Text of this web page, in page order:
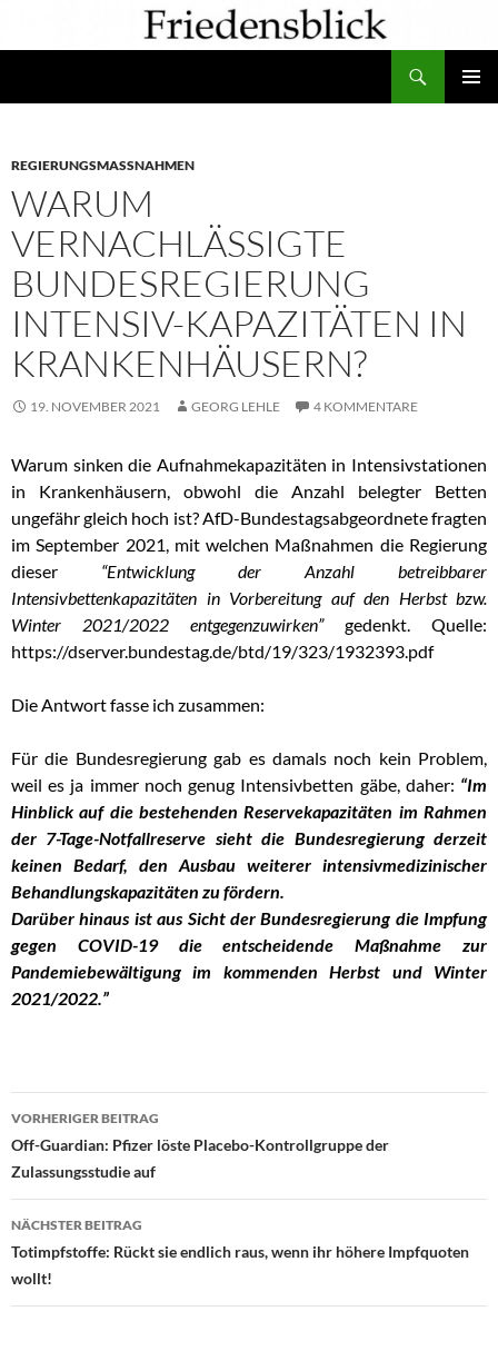
REGIERUNGSMASSNAHMEN
WARUM
VERNACHLÄSSIGTE
BUNDESREGIERUNG
INTENSIV-KAPAZITÄTEN IN
KRANKENHÄUSERN?
19. NOVEMBER 2021 GEORG LEHLE 4 KOMMENTARE
Warum sinken die Aufnahmekapazitäten in Intensivstationen
in Krankenhäusern, obwohl die Anzahl belegter Betten
ungefähr gleich hoch ist? AfD-Bundestagsabgeordnete fragten
im September 2021, mit welchen Maßnahmen die Regierung
dieser “Entwicklungder Anzahl betreibbarer
Intensivbettenkapazitäten in Vorbereitung auf den Herbst bzw.
Winter 2021/2022 entgegenzuwirken”gedenkt. Quelle:
https://dserver.bundestag.de/btd/19/323/1932393.pdf
Die Antwort fasse ich zusammen:
Für die Bundesregierung gab es damals noch kein Problem,
weil es ja immer noch genug Intensivbetten gäbe, daher: “Im
Hinblick auf die bestehenden Reservekapazitäten im Rahmen
der 7-Tage-Notfallreserve sieht die Bundesregierung derzeit
keinen Bedarf, den Ausbau weiterer intensivmedizinischer
Behandlungskapazitäten zu fördern.
Darüber hinaus ist aus Sicht der Bundesregierung die Impfung
gegen COVID-19 die entscheidende Maßnahme zur
Pandemiebewältigung im kommenden Herbst und Winter
2021/2022.”
Beitragsnavigation
VORHERIGER BEITRAG
Off-Guardian: Pfizer löste Placebo-Kontrollgruppe der
Zulassungsstudie auf
NÄCHSTER BEITRAG
Totimpfstoffe: Rückt sie endlich raus, wenn ihr höhere Impfquoten
wollt!